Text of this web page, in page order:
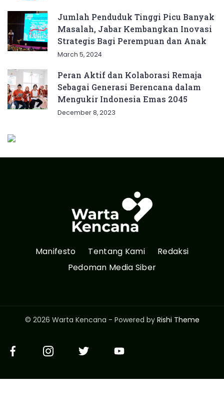
Jumlah Penduduk Tinggi Picu Banyak
Masalah, Jabar Kembangkan Inovasi
Strategis Bagi Perempuan dan Anak
March 5, 2024
Peran Aktif dan Kolaborasi Remaja
Sebagai Generasi Berencana dalam
Mengukir Indonesia Emas 2045
December 8, 2023
Manifesto Tentang Kami
Redaksi
Pedoman Media Siber
© 2026 Warta Kencana - Powered by Rishi Theme